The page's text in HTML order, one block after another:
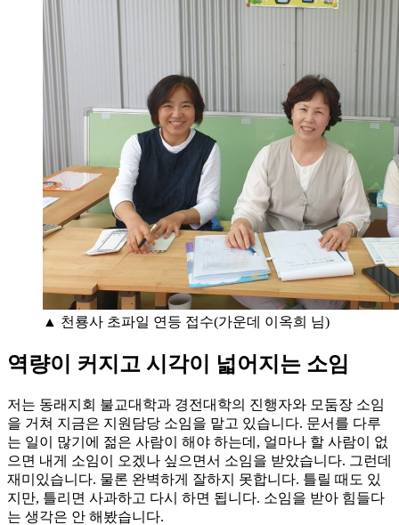
▲ 천룡사 초파일 연등 접수(가운데 이옥희 님)
역량이 커지고 시각이 넓어지는 소임
저는 동래지회 불교대학과 경전대학의 진행자와 모둠장 소임
을 거쳐 지금은 지원담당 소임을 맡고 있습니다. 문서를 다루
는 일이 많기에 젊은 사람이 해야 하는데, 얼마나 할 사람이 없
으면 내게 소임이 오겠나 싶으면서 소임을 받았습니다. 그런데
재미있습니다. 물론 완벽하게 잘하지 못합니다. 틀릴 때도 있
지만, 틀리면 사과하고 다시 하면 됩니다. 소임을 받아 힘들다
는 생각은 안 해봤습니다.